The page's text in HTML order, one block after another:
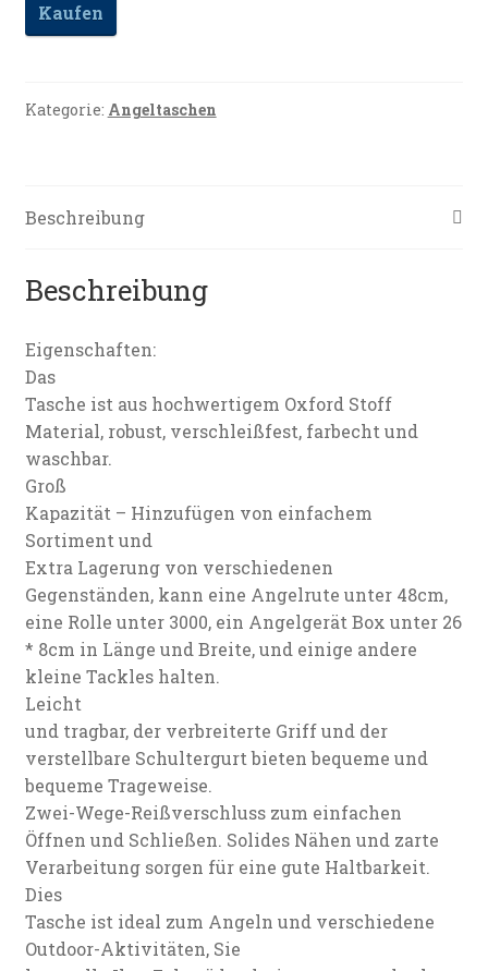
Kaufen
Kategorie: Angeltaschen
Beschreibung
Beschreibung
Eigenschaften:
Das
Tasche ist aus hochwertigem Oxford Stoff
Material, robust, verschleißfest, farbecht und
waschbar.
Groß
Kapazität – Hinzufügen von einfachem
Sortiment und
Extra Lagerung von verschiedenen
Gegenständen, kann eine Angelrute unter 48cm,
eine Rolle unter 3000, ein Angelgerät Box unter 26
* 8cm in Länge und Breite, und einige andere
kleine Tackles halten.
Leicht
und tragbar, der verbreiterte Griff und der
verstellbare Schultergurt bieten bequeme und
bequeme Trageweise.
Zwei-Wege-Reißverschluss zum einfachen
Öffnen und Schließen. Solides Nähen und zarte
Verarbeitung sorgen für eine gute Haltbarkeit.
Dies
Tasche ist ideal zum Angeln und verschiedene
Outdoor-Aktivitäten, Sie